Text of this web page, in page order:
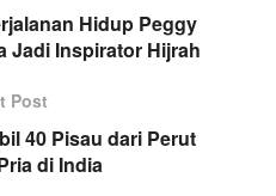
Hidup Peggy
Jadi Inspirator Hijrah
Post
40 Pisau dari Perut
di India